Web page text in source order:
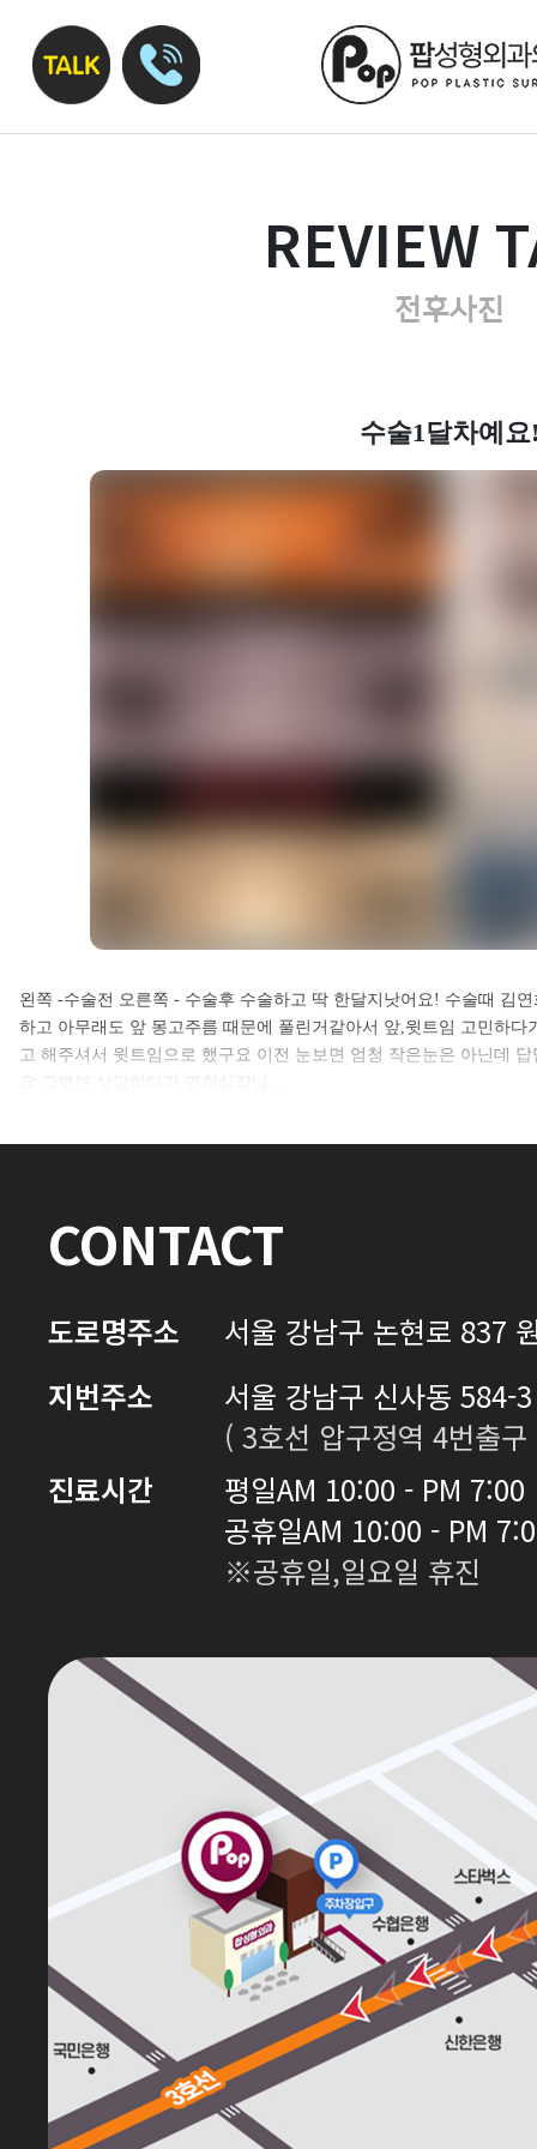
REVIEW
전후사진
수술1달차예
셀카후기 전체 내용은
로그인 후 확인하실 수 있습니다.
로그인하기
왼쪽 -수술전 오른쪽 - 수술후 수술하고 딱 한달지낫어요! 수술때 김
하고 아무래도 앞 몽고주름 때문에 풀린거같아서 앞,윗트임 고민하
고 해주셔서 윗트임으로 했구요 이전 눈보면 엄청 작은눈은 아닌데
요 그부분 상담하다가 연희실장님…
CONTACT
도로명주소
서울 강남구 논현로 837
지번주소
서울 강남구 신사동 584-
( 3호선 압구정역 4번출
진료시간
평일AM 10:00 - PM 7:00
공휴일AM 10:00 - PM
※공휴일,일요일 휴진